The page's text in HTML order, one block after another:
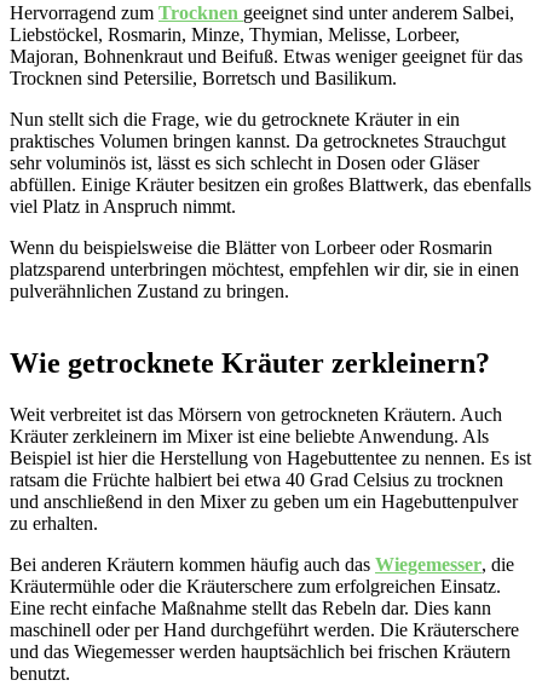
Hervorragend zum Trocknen geeignet sind unter anderem Salbei,
Liebstöckel, Rosmarin, Minze, Thymian, Melisse, Lorbeer,
Majoran, Bohnenkraut und Beifuß. Etwas weniger geeignet für das
Trocknen sind Petersilie, Borretsch und Basilikum.
Nun stellt sich die Frage, wie du getrocknete Kräuter in ein
praktisches Volumen bringen kannst. Da getrocknetes Strauchgut
sehr voluminös ist, lässt es sich schlecht in Dosen oder Gläser
abfüllen. Einige Kräuter besitzen ein großes Blattwerk, das ebenfalls
viel Platz in Anspruch nimmt.
Wenn du beispielsweise die Blätter von Lorbeer oder Rosmarin
platzsparend unterbringen möchtest, empfehlen wir dir, sie in einen
pulverähnlichen Zustand zu bringen.
Wie getrocknete Kräuter zerkleinern?
Weit verbreitet ist das Mörsern von getrockneten Kräutern. Auch
Kräuter zerkleinern im Mixer ist eine beliebte Anwendung. Als
Beispiel ist hier die Herstellung von Hagebuttentee zu nennen. Es ist
ratsam die Früchte halbiert bei etwa 40 Grad Celsius zu trocknen
und anschließend in den Mixer zu geben um ein Hagebuttenpulver
zu erhalten.
Bei anderen Kräutern kommen häufig auch das Wiegemesser, die
Kräutermühle oder die Kräuterschere zum erfolgreichen Einsatz.
Eine recht einfache Maßnahme stellt das Rebeln dar. Dies kann
maschinell oder per Hand durchgeführt werden. Die Kräuterschere
und das Wiegemesser werden hauptsächlich bei frischen Kräutern
benutzt.